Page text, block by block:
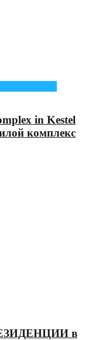
in Kestel
комплекс
в